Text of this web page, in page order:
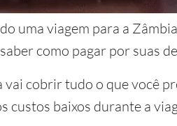
uma viagem para a
como pagar por suas
vai cobrir tudo o que você
custos baixos durante a